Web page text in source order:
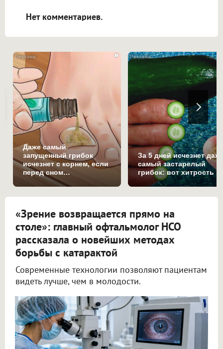
Нет комментариев.
i
Даже самый
запущенный грибок
исчезнет с корнем, если
перед сном…
За 5 дней исчезнет
самый застарелый
грибок: вот хитрость
«Зрение возвращается прямо на
столе»: главный офтальмолог НСО
рассказала о новейших методах
борьбы с катарактой
Современные технологии позволяют пациентам
видеть лучше, чем в молодости.